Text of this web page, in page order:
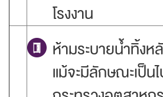
โรงงาน
ห้ามระบายน้ำทิ้ง
แม้จะมีลักษณะเป็น